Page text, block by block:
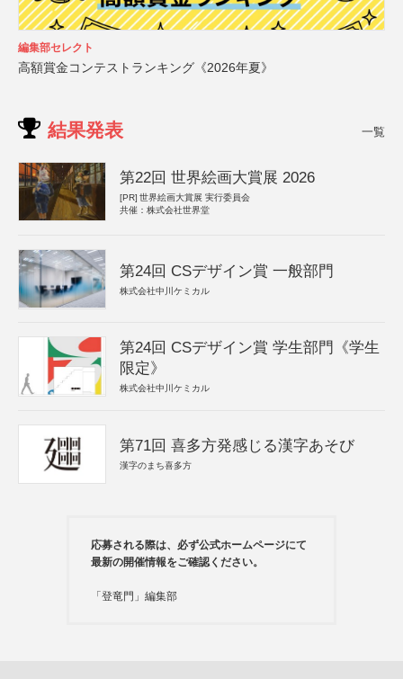
編集部セレクト
高額賞金コンテストランキング《2026年夏》
結果発表 一覧
第22回 世界絵画大賞展 2026
[PR] 世界絵画大賞展 実行委員会
共催：株式会社世界堂
第24回 CSデザイン賞 一般部門
株式会社中川ケミカル
第24回 CSデザイン賞 学生部門《学生
限定》
株式会社中川ケミカル
第71回 喜多方発感じる漢字あそび
漢字のまち喜多方
応募される際は、必ず公式ホームページにて
最新の開催情報をご確認ください。
「登竜門」編集部